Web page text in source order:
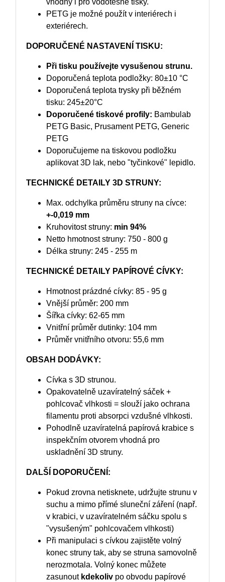
vhodný i pro vodotěsné tisky.
PETG je možné použít v interiérech i
exteriérech.
DOPORUČENÉ NASTAVENÍ TISKU:
Při tisku používejte vysušenou strunu.
Doporučená teplota podložky: 80±10 °C
Doporučená teplota trysky při běžném
tisku: 245±20°C
Doporučené tiskové profily: Bambulab
PETG Basic, Prusament PETG, Generic
PETG
Doporučujeme na tiskovou podložku
aplikovat 3D lak, nebo "tyčinkové" lepidlo.
TECHNICKÉ DETAILY 3D STRUNY:
Max. odchylka průměru struny na cívce:
+-0,019 mm
Kruhovitost struny: min 94%
Netto hmotnost struny: 750 - 800 g
Délka struny: 245 - 255 m
TECHNICKÉ DETAILY PAPÍROVÉ CÍVKY:
Hmotnost prázdné cívky: 85 - 95 g
Vnější průměr: 200 mm
Šířka cívky: 62-65 mm
Vnitřní průměr dutinky: 104 mm
Průměr vnitřního otvoru: 55,6 mm
OBSAH DODÁVKY:
Cívka s 3D strunou.
Opakovatelně uzavíratelný sáček +
pohlcovač vlhkosti = slouží jako ochrana
filamentu proti absorpci vzdušné vlhkosti.
Pohodlně uzavíratelná papírová krabice s
inspekčním otvorem vhodná pro
uskladnění 3D struny.
DALŠÍ DOPORUČENÍ:
Pokud zrovna netisknete, udržujte strunu v
suchu a mimo přímé sluneční záření (např.
v krabici, v uzavíratelném sáčku spolu s
"vysušeným" pohlcovačem vlhkosti)
Při manipulaci s cívkou zajistěte volný
konec struny tak, aby se struna samovolně
nerozmotala. Volný konec můžete
zasunout kdekoliv po obvodu papírové